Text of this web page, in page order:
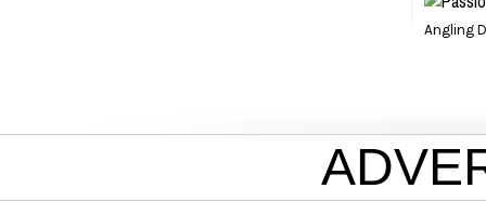
Angling